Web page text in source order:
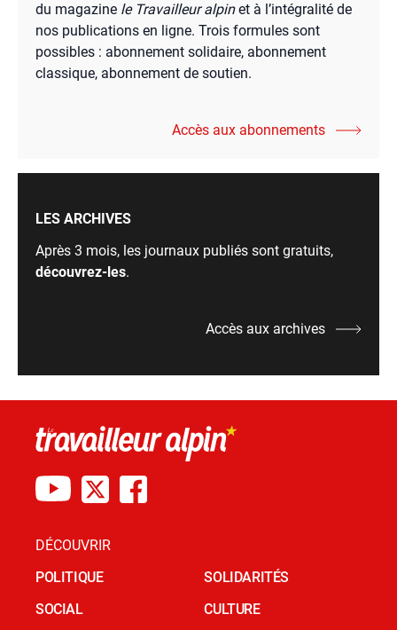
du magazine le Travailleur alpinet à l’intégralité de
nos publications en ligne. Trois formules sont
possibles : abonnement solidaire, abonnement
classique, abonnement de soutien.
Accès aux abonnements
LES ARCHIVES
Après 3 mois, les journaux publiés sont gratuits,
découvrez-les.
Accès aux archives
DÉCOUVRIR
POLITIQUE
SOCIAL
SOLIDARITÉS
CULTURE